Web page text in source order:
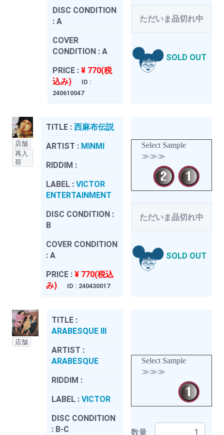
DISC CONDITION
: A
COVER
CONDITION : A
PRICE : ¥ 770(税
込み)
ID :
240610047
ただいま品切れ中
SOLD OUT
店舗
再入
荷
TITLE : 西麻布伝説
ARTIST : MINMI
RIDDIM :
LABEL : VICTOR
ENTERTAINMENT
DISC CONDITION :
B
COVER CONDITION
: A
PRICE : ¥ 770(税込
み)
ID : 240430017
Select Sample
≫≫≫
ただいま品切れ中
SOLD OUT
店舗
TITLE :
ARABESQUE III
ARTIST :
ARABESQUE
RIDDIM :
LABEL : VICTOR
DISC CONDITION
: B-C
Select Sample
≫≫≫
数量